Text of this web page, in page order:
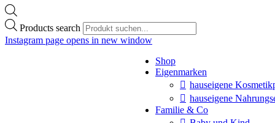
Products search
Instagram page opens in new window
Shop
Eigenmarken
hauseigene
hauseigene
Familie & Co